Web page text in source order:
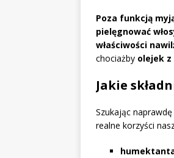
Poza funkcją
pielęgnować
właściwości
chociażby olejek
Jakie
Szukając
realne korzyści